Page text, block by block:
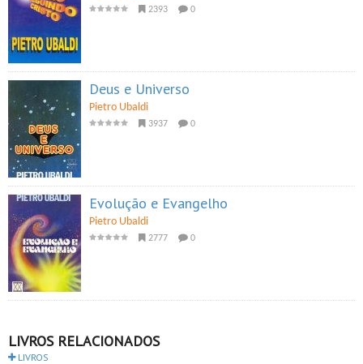
2393 0
Deus e Universo
Pietro Ubaldi
3937 0
Evolução e Evangelho
Pietro Ubaldi
2777 0
LIVROS RELACIONADOS
LIVROS